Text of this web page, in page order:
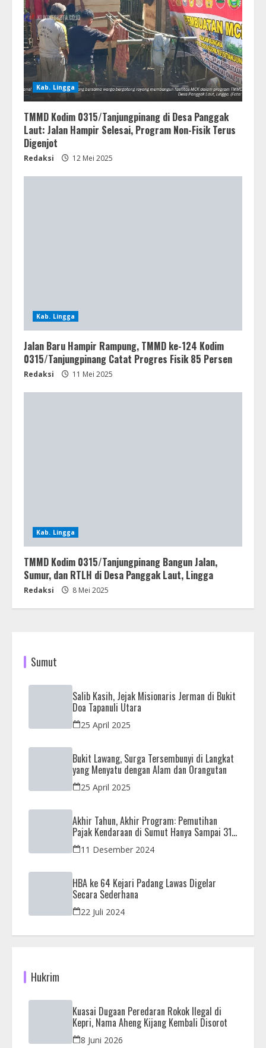
Kab. Lingga
TMMD Kodim 0315/Tanjungpinang di Desa Panggak
Laut: Jalan Hampir Selesai, Program Non-Fisik Terus
Digenjot
Redaksi 12 Mei 2025
Kab. Lingga
Jalan Baru Hampir Rampung, TMMD ke-124 Kodim
0315/Tanjungpinang Catat Progres Fisik 85 Persen
Redaksi 11 Mei 2025
Kab. Lingga
TMMD Kodim 0315/Tanjungpinang Bangun Jalan,
Sumur, dan RTLH di Desa Panggak Laut, Lingga
Redaksi 8 Mei 2025
Sumut
Salib Kasih, Jejak Misionaris Jerman di Bukit
Doa Tapanuli Utara
25 April 2025
Bukit Lawang, Surga Tersembunyi di Langkat
yang Menyatu dengan Alam dan Orangutan
25 April 2025
Akhir Tahun, Akhir Program: Pemutihan
Pajak Kendaraan di Sumut Hanya Sampai 31
Desember
11 Desember 2024
HBA ke 64 Kejari Padang Lawas Digelar
Secara Sederhana
22 Juli 2024
Hukrim
Kuasai Dugaan Peredaran Rokok Ilegal di
Kepri, Nama Aheng Kijang Kembali Disorot
8 Juni 2026